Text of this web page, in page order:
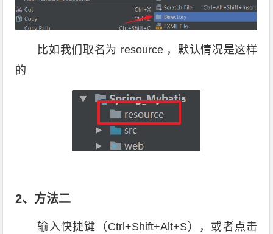
比如我们取名为 resource ，默认情况是这样
的
2、方法二
输入快捷键（Ctrl+Shift+Alt+S），或者点击